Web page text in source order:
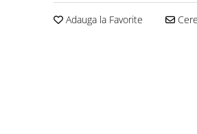
Adauga la Favorite